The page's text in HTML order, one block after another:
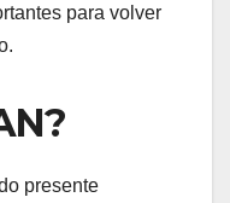
para volver
presente